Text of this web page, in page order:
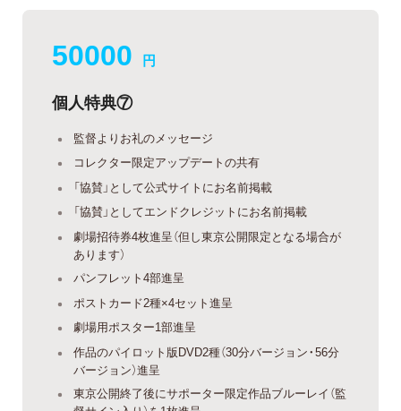
50000 円
個人特典⑦
監督よりお礼のメッセージ
コレクター限定アップデートの共有
「協賛」として公式サイトにお名前掲載
「協賛」としてエンドクレジットにお名前掲載
劇場招待券4枚進呈（但し東京公開限定となる場合が
あります）
パンフレット4部進呈
ポストカード2種×4セット進呈
劇場用ポスター1部進呈
作品のパイロット版DVD2種（30分バージョン・56分
バージョン）進呈
東京公開終了後にサポーター限定作品ブルーレイ（監